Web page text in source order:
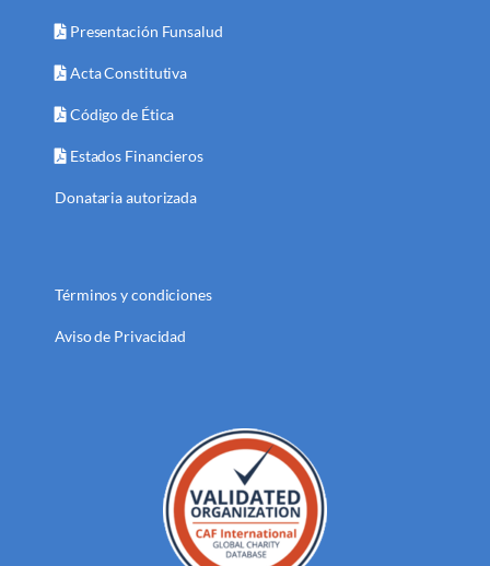
Presentación Funsalud
Acta Constitutiva
Código de Ética
Estados Financieros
Donataria autorizada
Términos y condiciones
Aviso de Privacidad